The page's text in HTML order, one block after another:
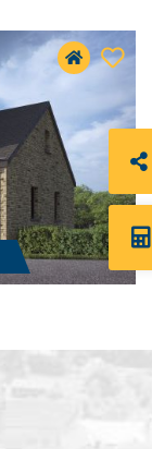
351 000 € HF*
351 000 € HF*